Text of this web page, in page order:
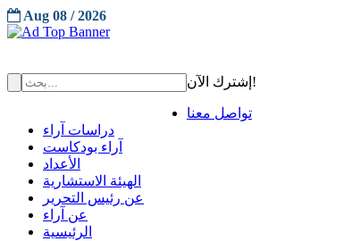
Aug 08 / 2026
إشترك الآن!
تواصل معنا
دراسات آراء
آراء بودكاست
الأعداد
الهيئة الاستشارية
عن رئيس التحرير
عن آراء
الرئيسية